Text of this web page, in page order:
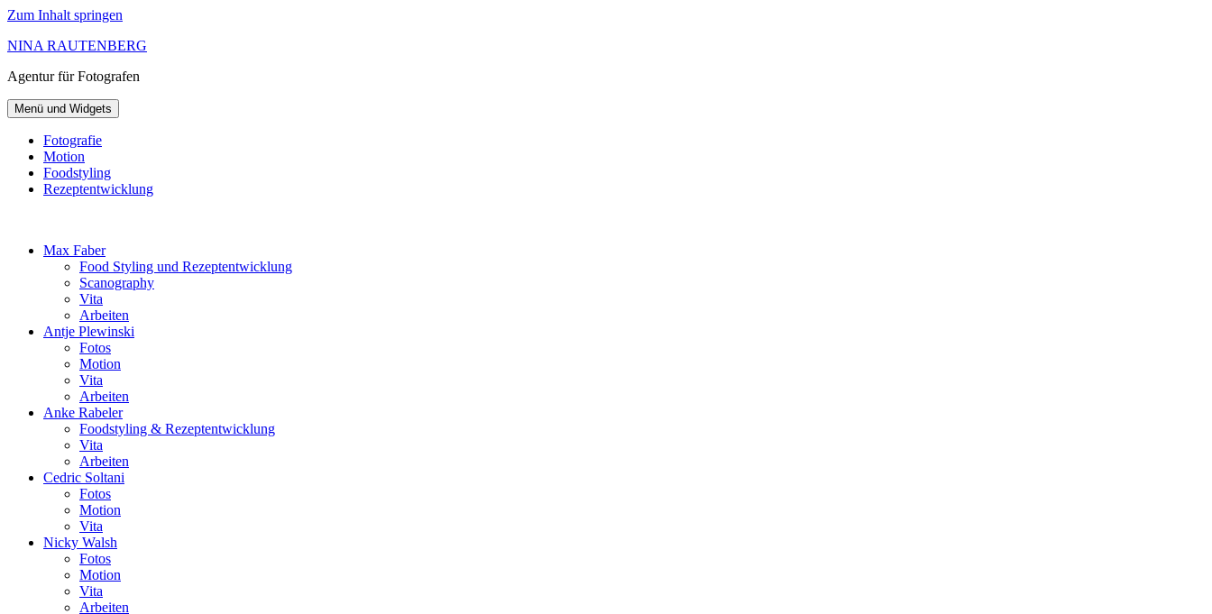
Zum Inhalt springen
NINA RAUTENBERG
Agenturfür Fotografen
Menü und Widgets
Fotografie
Motion
Foodstyling
Rezeptentwicklung
Max Faber
Food Styling und Rezeptentwicklung
Scanography
Vita
Arbeiten
Antje Plewinski
Fotos
Motion
Vita
Arbeiten
Anke Rabeler
Foodstyling & Rezeptentwicklung
Vita
Arbeiten
Cedric Soltani
Fotos
Motion
Vita
Nicky Walsh
Fotos
Motion
Vita
Arbeiten